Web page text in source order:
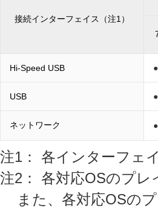
接続インターフェイス（注1）
Hi-Speed USB ●
USB ●
ネットワーク ●
注1： 各インターフェ
注2： 各対応OSのプ
また、各対応OSの